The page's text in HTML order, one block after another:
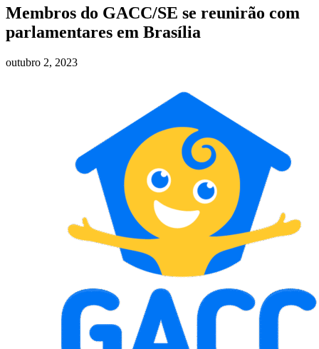
Membros do GACC/SE se reunirão com
parlamentares em Brasília
outubro 2, 2023